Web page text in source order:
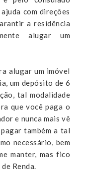
com direções
a residência
alugar um
alugar um imóvel
um depósito de 6
tal modalidade
que você paga o
e nunca mais vê
também a tal
necessário, bem
manter, mas fico
Renda.